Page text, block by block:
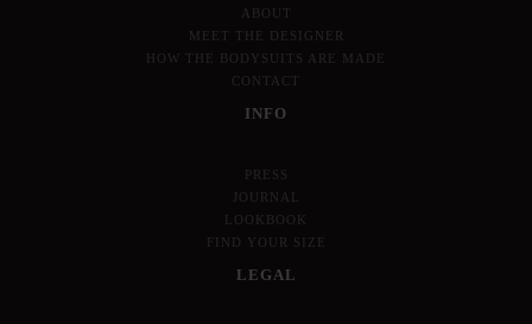
ABOUT
MEET THE DESIGNER
HOW THE BODYSUITS ARE MADE
CONTACT
INFO
PRESS
JOURNAL
LOOKBOOK
FIND YOUR SIZE
LEGAL